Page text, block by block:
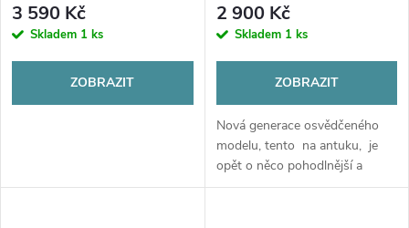
3 590 Kč
Skladem 1 ks
ZOBRAZIT
2 900 Kč
Skladem 1 ks
ZOBRAZIT
Nová generace osvědčeného
modelu, tento na antuku, je
opět o něco pohodlnější a
stabilnější. Svršek obuvi je